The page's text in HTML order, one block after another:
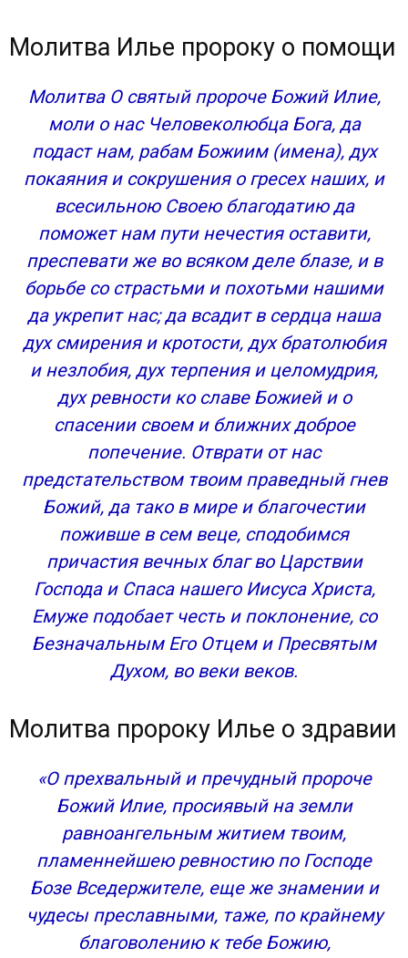
Молитва Илье пророку о помощи
Молитва О святый пророче Божий Илие,
моли о нас Человеколюбца Бога, да
подаст нам, рабам Божиим (имена), дух
покаяния и сокрушения о гресех наших, и
всесильною Своею благодатию да
поможет нам пути нечестия оставити,
преспевати же во всяком деле блазе, и в
борьбе со страстьми и похотьми нашими
да укрепит нас; да всадит в сердца наша
дух смирения и кротости, дух братолюбия
и незлобия, дух терпения и целомудрия,
дух ревности ко славе Божией и о
спасении своем и ближних доброе
попечение. Отврати от нас
предстательством твоим праведный гнев
Божий, да тако в мире и благочестии
поживше в сем веце, сподобимся
причастия вечных благ во Царствии
Господа и Спаса нашего Иисуса Христа,
Емуже подобает честь и поклонение, со
Безначальным Его Отцем и Пресвятым
Духом, во веки веков.
Молитва пророку Илье о здравии
«О прехвальный и пречудный пророче
Божий Илие, просиявый на земли
равноангельным житием твоим,
пламеннейшею ревностию по Господе
Бозе Вседержителе, еще же знамении и
чудесы преславными, таже, по крайнему
благоволению к тебе Божию,